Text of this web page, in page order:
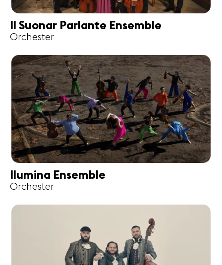
Il Suonar Parlante Ensemble
Orchester
Ilumina Ensemble
Orchester